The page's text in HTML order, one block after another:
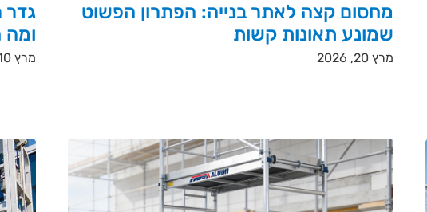
מחסום קצה לאתר בנייה: הפתרון הפשוט
שמונע תאונות קשות
מרץ 20, 2026
גדר
מרץ 10, 2026